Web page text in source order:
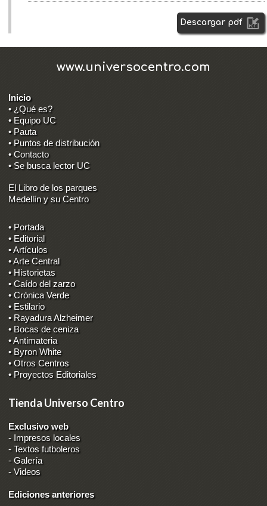
Descargar pdf
www.universocentro.com
Inicio
• ¿Qué es?
• Equipo UC
• Pauta
• Puntos de distribución
• Contacto
• Se busca lector UC
El Libro de los parques
Medellín y su Centro
• Portada
• Editorial
• Artículos
• Arte Central
• Historietas
• Caído del zarzo
• Crónica Verde
• Estilario
• Rayadura Alzheimer
• Bocas de ceniza
• Antimateria
• Byron White
• Otros Centros
• Proyectos Editoriales
Tienda Universo Centro
Exclusivo web
- Impresos locales
-Textos futboleros
-Galería
-Videos
Ediciones anteriores